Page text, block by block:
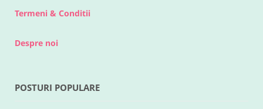
Termeni & Conditii
Despre noi
POSTURI POPULARE